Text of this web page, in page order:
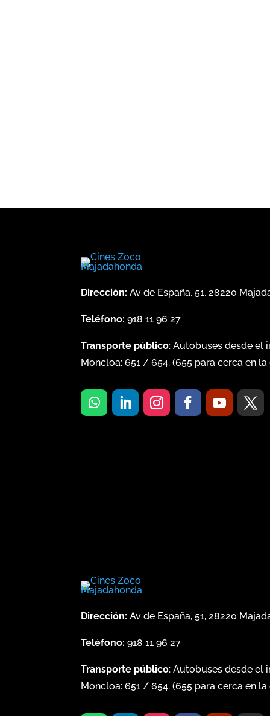
Dirección: Av de España, 51, 28220
Teléfono: 918 11 96 27
Transporte público: Autobuses desde el
Moncloa:651 /654. (655 para cerca en la
Dirección: Av de España, 51, 28220
Teléfono: 918 11 96 27
Transporte público: Autobuses desde el
Moncloa:651 /654. (655 para cerca en la